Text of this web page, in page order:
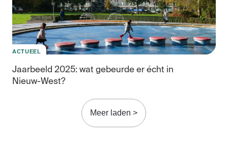
ACTUEEL
Jaarbeeld 2025: wat gebeurde er écht in
Nieuw-West?
Meer laden